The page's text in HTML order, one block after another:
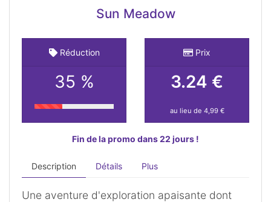
Sun Meadow
Réduction
35 %
Prix
3.24 €
au lieu de 4,99 €
Fin de la promo dans 22 jours !
Description Détails Plus
Une aventure d'exploration apaisante dont